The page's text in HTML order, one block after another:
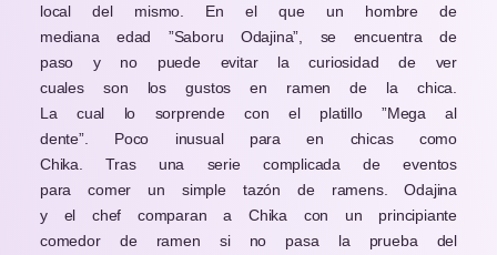
local del mismo. En el que un hombre de
mediana edad ”Saboru Odajina”, se encuentra de
paso y no puede evitar la curiosidad de ver
cuales son los gustos en ramen de la chica.
La cual lo sorprende con el platillo ”Mega al
dente”. Poco inusual para en chicas como
Chika. Tras una serie complicada de eventos
para comer un simple tazón de ramens. Odajina
y el chef comparan a Chika con un principiante
comedor de ramen si no pasa la prueba del